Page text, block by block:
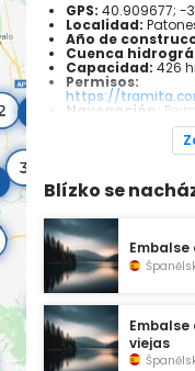
GPS: 40.909677; -
Localidad:
Año de
Cuenca
Capacidad: 426
Permisos:
https://
Navegación:
hidrográfica del
Especies
Blízko se
viejas